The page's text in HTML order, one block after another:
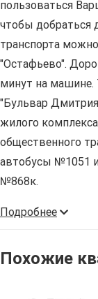
пользоваться
чтобы добраться
транспорта
"Остафьево".
минут на машине.
"Бульвар
жилого
общественного
автобусы №1051
№868к.
Подробнее
Похожие